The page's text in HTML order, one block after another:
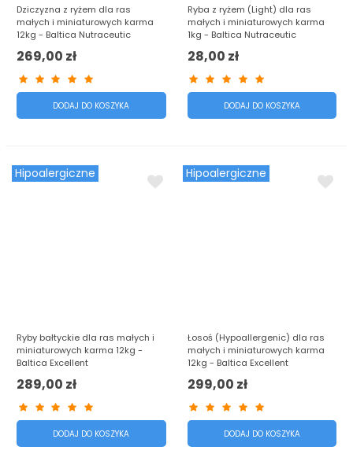
Dziczyzna z ryżem dla ras
małych i miniaturowych karma
12kg - Baltica Nutraceutic
269,00 zł
DODAJ DO KOSZYKA
Ryba z ryżem (Light) dla ras
małych i miniaturowych karma
1kg - Baltica Nutraceutic
28,00 zł
DODAJ DO KOSZYKA
Hipoalergiczne
Ryby bałtyckie dla ras małych i
miniaturowych karma 12kg -
Baltica Excellent
289,00 zł
DODAJ DO KOSZYKA
Hipoalergiczne
Łosoś (Hypoallergenic) dla ras
małych i miniaturowych karma
12kg - Baltica Excellent
299,00 zł
DODAJ DO KOSZYKA